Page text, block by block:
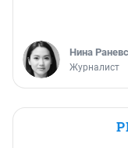
Нина
Журналист